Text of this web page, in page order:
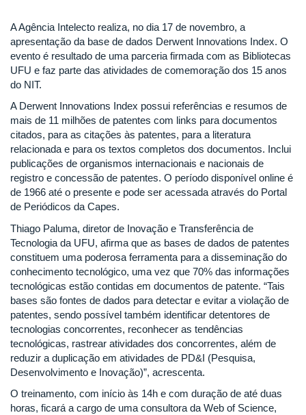
A Agência Intelecto realiza, no dia 17 de novembro, a
apresentação da base de dados Derwent Innovations Index. O
evento é resultado de uma parceria firmada com as Bibliotecas
UFU e faz parte das atividades de comemoração dos 15 anos
do NIT.
A Derwent Innovations Index possui referências e resumos de
mais de 11 milhões de patentes com links para documentos
citados, para as citações às patentes, para a literatura
relacionada e para os textos completos dos documentos. Inclui
publicações de organismos internacionais e nacionais de
registro e concessão de patentes. O período disponível online é
de 1966 até o presente e pode ser acessada através do Portal
de Periódicos da Capes.
Thiago Paluma, diretor de Inovação e Transferência de
Tecnologia da UFU, afirma que as bases de dados de patentes
constituem uma poderosa ferramenta para a disseminação do
conhecimento tecnológico, uma vez que 70% das informações
tecnológicas estão contidas em documentos de patente. “Tais
bases são fontes de dados para detectar e evitar a violação de
patentes, sendo possível também identificar detentores de
tecnologias concorrentes, reconhecer as tendências
tecnológicas, rastrear atividades dos concorrentes, além de
reduzir a duplicação em atividades de PD&I (Pesquisa,
Desenvolvimento e Inovação)”, acrescenta.
O treinamento, com início às 14h e com duração de até duas
horas, ficará a cargo de uma consultora da Web of Science,